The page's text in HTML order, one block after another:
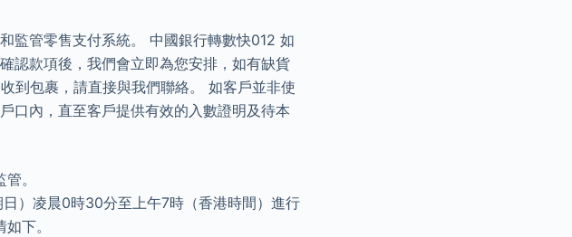
監管零售支付系統。 中國銀行轉數快012 如
認款項後，我們會立即為您安排，如有缺貨
到包裹，請直接與我們聯絡。 如客戶並非使
口內，直至客戶提供有效的入數證明及待本
。
）凌晨0時30分至上午7時（香港時間）進行
下。